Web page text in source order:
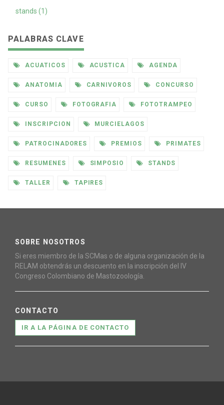
stands (1)
PALABRAS CLAVE
ACUATICOS ACUSTICA AGENDA
ANATOMIA CARNIVOROS CONCURSO
CURSO FOTOGRAFIA FOTOTRAMPEO
INSCRIPCION MURCIELAGOS
PATROCINADORES PREMIOS PRIMATES
RESUMENES SIMPOSIO STANDS
TALLER TAPIRES
SOBRE NOSOTROS
Si eres miembro de la SCMas o de alguna organización de la
RELAM obtendrás un descuento en la inscripción del IV
Congreso Colombiano de Mastozoología.
CONTACTO
IR A LA PÁGINA DE CONTACTO